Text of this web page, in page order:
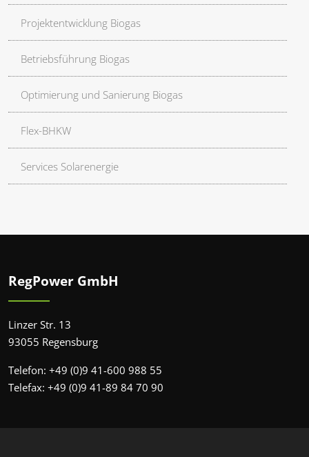
Projektentwicklung Biogas
Betriebsführung Biogas
Optimierung und Sanierung Biogas
Flex-BHKW
Services Solarenergie
RegPower GmbH
Linzer Str. 13
93055 Regensburg
Telefon: +49 (0)9 41-600 988 55
Telefax: +49 (0)9 41-89 84 70 90